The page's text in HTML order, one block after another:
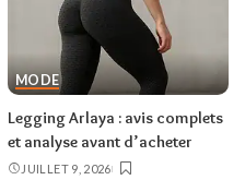
MODE
Legging Arlaya : avis complets
et analyse avant d’acheter
JUILLET 9, 2026